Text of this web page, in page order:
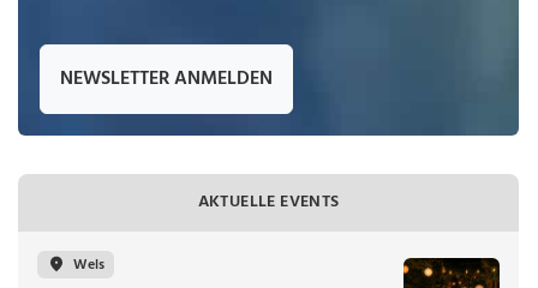
NEWSLETTER ANMELDEN
AKTUELLE EVENTS
Wels